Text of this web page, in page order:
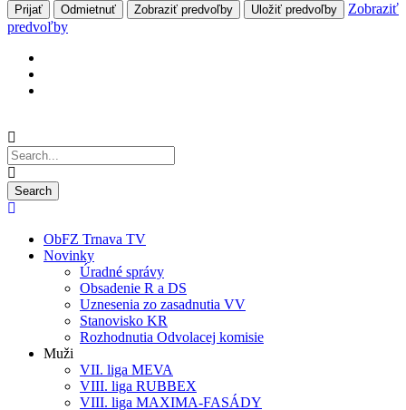
Prijať Odmietnuť Zobraziť predvoľby Uložiť predvoľby
Zobraziť
predvoľby
ObFZ Trnava TV
Novinky
Úradné správy
Obsadenie R a DS
Uznesenia zo zasadnutia VV
Stanovisko KR
Rozhodnutia Odvolacej komisie
Muži
VII. liga MEVA
VIII. liga RUBBEX
VIII. liga MAXIMA-FASÁDY